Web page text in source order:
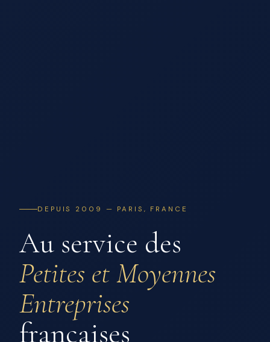
DEPUIS 2009 — PARIS, FRANCE
Au service des
Petites et Moyennes
Entreprises
françaises